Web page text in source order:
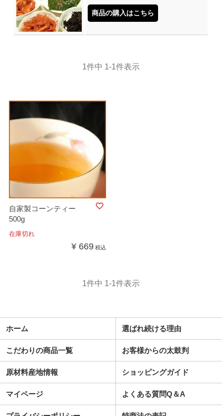
商品の購入はこちら
1件中 1-1件表示
自家製コーンティー
500g
在庫切れ
¥ 669 税込
1件中 1-1件表示
ホーム 選ばれ続ける理由
こだわりの商品一覧 お客様からの太鼓判
原材料産地情報 ショッピングガイド
マイページ よくある質問Q＆A